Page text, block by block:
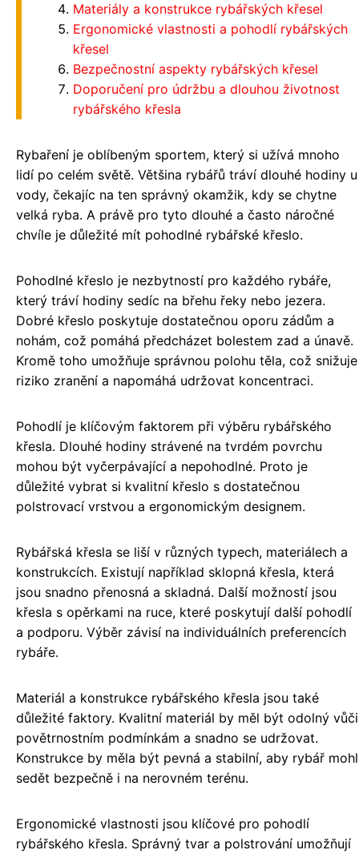
Materiály a konstrukce rybářských křesel
Ergonomické vlastnosti a pohodlí rybářských
křesel
Bezpečnostní aspekty rybářských křesel
Doporučení pro údržbu a dlouhou životnost
rybářského křesla
Rybaření je oblíbeným sportem, který si užívá mnoho
lidí po celém světě. Většina rybářů tráví dlouhé hodiny u
vody, čekajíc na ten správný okamžik, kdy se chytne
velká ryba. A právě pro tyto dlouhé a často náročné
chvíle je důležité mít pohodlné rybářské křeslo.
Pohodlné křeslo je nezbytností pro každého rybáře,
který tráví hodiny sedíc na břehu řeky nebo jezera.
Dobré křeslo poskytuje dostatečnou oporu zádům a
nohám, což pomáhá předcházet bolestem zad a únavě.
Kromě toho umožňuje správnou polohu těla, což snižuje
riziko zranění a napomáhá udržovat koncentraci.
Pohodlí je klíčovým faktorem při výběru rybářského
křesla. Dlouhé hodiny strávené na tvrdém povrchu
mohou být vyčerpávající a nepohodlné. Proto je
důležité vybrat si kvalitní křeslo s dostatečnou
polstrovací vrstvou a ergonomickým designem.
Rybářská křesla se liší v různých typech, materiálech a
konstrukcích. Existují například sklopná křesla, která
jsou snadno přenosná a skladná. Další možností jsou
křesla s opěrkami na ruce, které poskytují další pohodlí
a podporu. Výběr závisí na individuálních preferencích
rybáře.
Materiál a konstrukce rybářského křesla jsou také
důležité faktory. Kvalitní materiál by měl být odolný vůči
povětrnostním podmínkám a snadno se udržovat.
Konstrukce by měla být pevná a stabilní, aby rybář mohl
sedět bezpečně i na nerovném terénu.
Ergonomické vlastnosti jsou klíčové pro pohodlí
rybářského křesla. Správný tvar a polstrování umožňují